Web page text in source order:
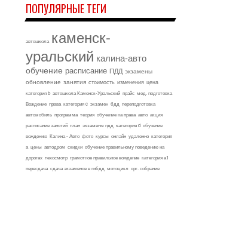
ПОПУЛЯРНЫЕ ТЕГИ
автошкола каменск-
уральский калина-авто
обучение расписание ПДД экзамены
обновление занятия стоимость изменения цена
категория b автошкола Каменск-Уральский прайс мед. подготовка
Вождение права категория c экзамен бдд переподготовка
автомобиль программа теория обучение на права авто акция
расписание занятий план экзамены пдд категория d обучение
вождению Калина - Авто фото курсы онлайн удаленно категория
а цены автодром скидки обучение правильному поведению на
дорогах техосмотр грамотное правильное вождение категория а1
пересдача сдача экзаменов в гибдд мотоцикл орг. собрание